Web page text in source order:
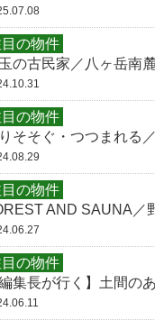
の物件
の古民家／八ヶ岳南
の物件
そそぐ・つつまれる
の物件
AND SAUNA／
の物件
編集長が行く】土間の